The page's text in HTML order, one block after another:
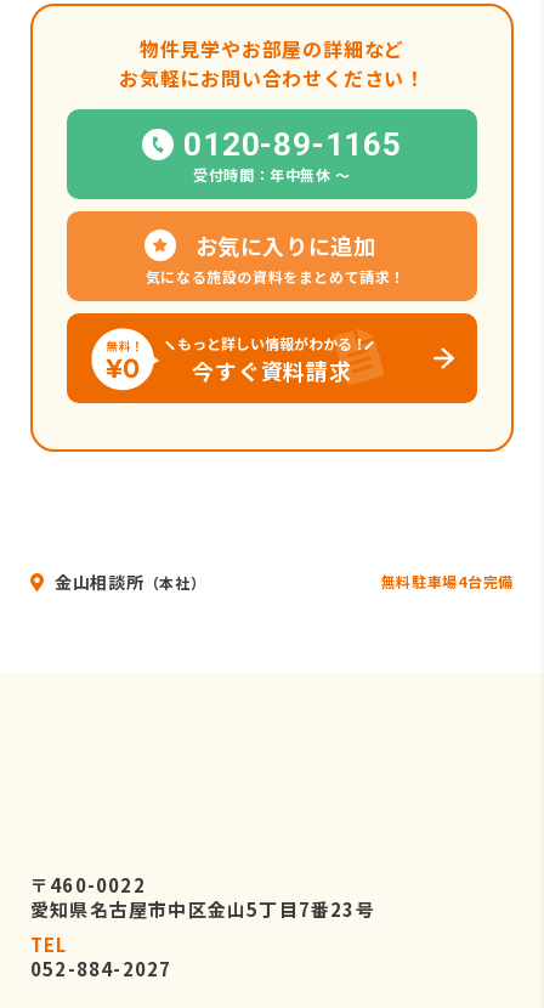
物件見学やお部屋の詳細など
お気軽にお問い合わせください！
0120-89-1165
受付時間：年中無休 〜
お気に入りに追加
気になる施設の資料をまとめて請求！
もっと詳しい情報がわかる！
今すぐ資料請求
金山相談所 （本社） 無料駐車場4台完備
〒460-0022
愛知県名古屋市中区金山5丁目7番23号
TEL
052-884-2027